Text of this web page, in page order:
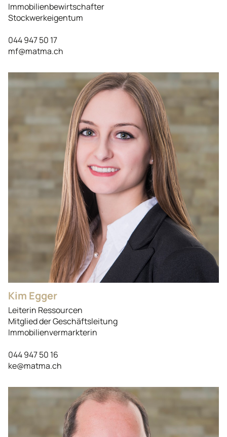
Immobilienbewirtschafter
Stockwerkeigentum
044 947 50 17
mf@matma.ch
Kim Egger
Leiterin Ressourcen
Mitglied der Geschäftsleitung
Immobilienvermarkterin
044 947 50 16
ke@matma.ch